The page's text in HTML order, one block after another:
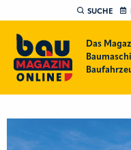
SUCHE
Das